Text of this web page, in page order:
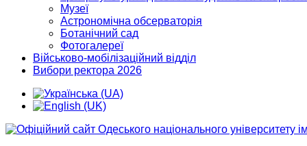
Музеї
Астрономічна обсерваторія
Ботанічний сад
Фотогалереї
Військово-мобілізаційний відділ
Вибори ректора 2026